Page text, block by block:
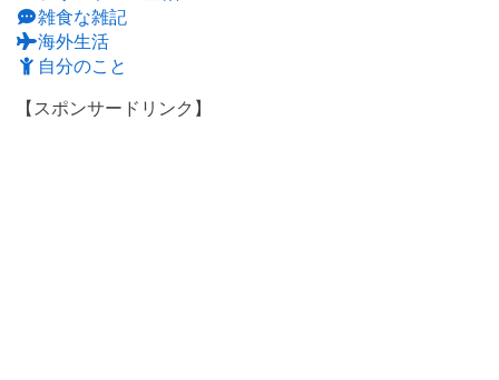
雑食な雑記
海外生活
自分のこと
【スポンサードリンク】